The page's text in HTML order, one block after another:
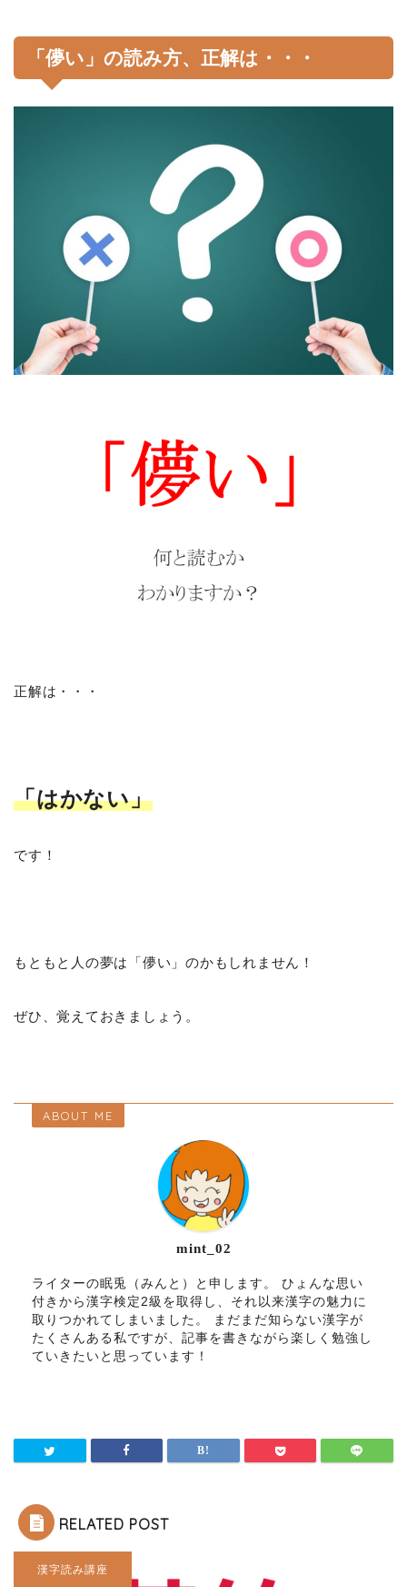
「儚い」の読み方、正解は・・・
正解は・・・
「はかない」
です！
もともと人の夢は「儚い」のかもしれません！
ぜひ、覚えておきましょう。
ABOUT ME
mint_02
ライターの眠兎（みんと）と申します。 ひょんな思い
付きから漢字検定2級を取得し、それ以来漢字の魅力に
取りつかれてしまいました。 まだまだ知らない漢字が
たくさんある私ですが、記事を書きながら楽しく勉強し
ていきたいと思っています！
RELATED POST
漢字読み講座